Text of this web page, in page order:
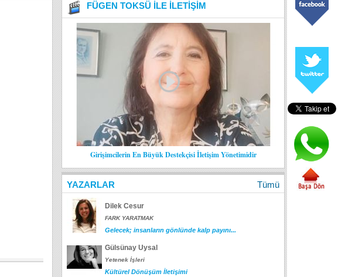
FÜGEN TOKSÜ İLE İLETİŞİM
Girişimcilerin En Büyük Destekçisi İletişim Yönetimidir
YAZARLAR Tümü
Dilek Cesur
FARK YARATMAK
Gelecek; insanların gönlünde kalp payını...
Gülsünay Uysal
Yetenek İşleri
Kültürel Dönüşüm İletişimi